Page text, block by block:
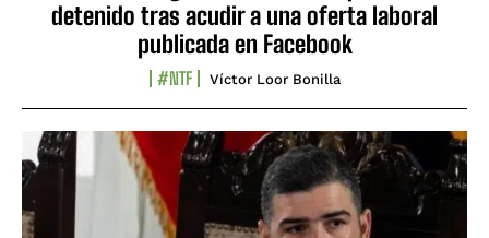
detenido tras acudir a una oferta laboral
publicada en Facebook
#NTF Víctor Loor Bonilla